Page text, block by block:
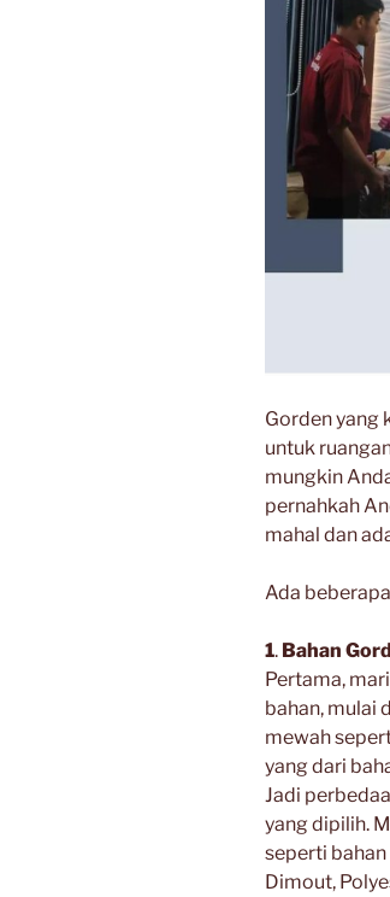
Gorden yang
untuk
mungkin
pernahkah
mahal dan
Ada
1. Bahan
Pertama,
bahan, mulai
mewah
yang dari
Jadi
yang dipilih.
seperti bahan
Dimout,